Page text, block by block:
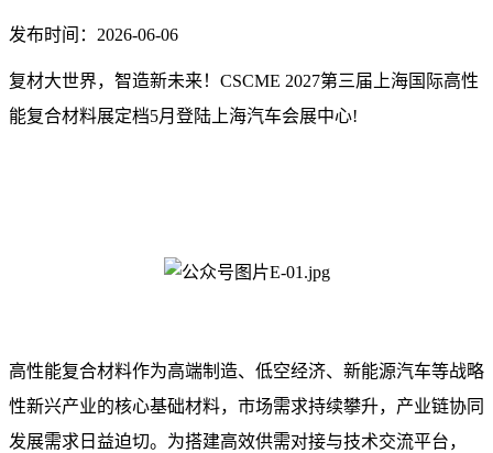
发布时间：2026-06-06
复材大世界，智造新未来！CSCME 2027第三届上海国际高性
能复合材料展定档5月登陆上海汽车会展中心!
高性能复合材料作为高端制造、低空经济、新能源汽车等战略
性新兴产业的核心基础材料，市场需求持续攀升，产业链协同
发展需求日益迫切。为搭建高效供需对接与技术交流平台，